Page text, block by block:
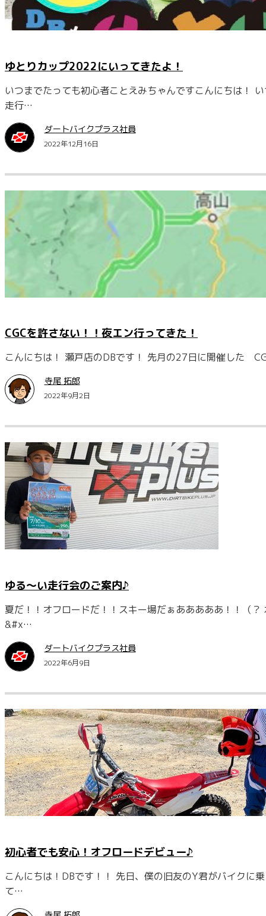
ゆとりカップ2022にいってきたよ！
いつまでたっても初心者ことえみちゃんですこんにちは！
走行…
ダートバイクプラス社員
2022年12月16日
CGCを許さない！！夜エン行ってきた！
こんにちは！ 瀬戸店のDBです！ 先月の27日に開催した
寺尾 拓郎
2022年9月2日
ゆる～い走行会のご案内♪
夏だ！！オフロードだ！！スキー場だぁあああああ！！（
&#x…
ダートバイクプラス社員
2022年6月9日
初心者でも安心！オフロードデビュー♪
こんにちは！DBです！！ 先日、僕の旧友のY君がバイクに
て…